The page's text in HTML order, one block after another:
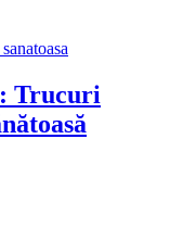
Trucuri